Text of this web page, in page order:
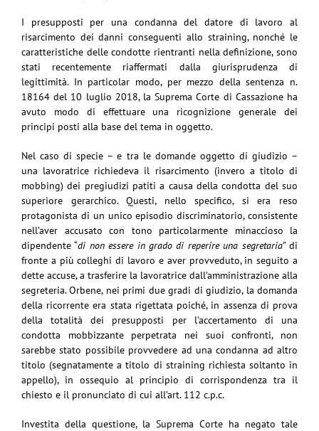
I presupposti per una condanna del datore di lavoro al
risarcimento dei danni conseguenti allo straining, nonché le
caratteristiche delle condotte rientranti nella definizione, sono
stati recentemente riaffermati dalla giurisprudenza di
legittimità. In particolar modo, per mezzo della sentenza n.
18164 del 10 luglio 2018, la Suprema Corte di Cassazione ha
avuto modo di effettuare una ricognizione generale dei
principi posti alla base del tema in oggetto.
Nel caso di specie – e tra le domande oggetto di giudizio –
una lavoratrice richiedeva il risarcimento (invero a titolo di
mobbing) dei pregiudizi patiti a causa della condotta del suo
superiore gerarchico. Questi, nello specifico, si era reso
protagonista di un unico episodio discriminatorio, consistente
nell’aver accusato con tono particolarmente minaccioso la
dipendente “di non essere in grado di reperire una segretaria” di
fronte a più colleghi di lavoro e aver provveduto, in seguito a
dette accuse, a trasferire la lavoratrice dall’amministrazione alla
segreteria. Orbene, nei primi due gradi di giudizio, la domanda
della ricorrente era stata rigettata poiché, in assenza di prova
della totalità dei presupposti per l’accertamento di una
condotta mobbizzante perpetrata nei suoi confronti, non
sarebbe stato possibile provvedere ad una condanna ad altro
titolo (segnatamente a titolo di straining richiesta soltanto in
appello), in ossequio al principio di corrispondenza tra il
chiesto e il pronunciato di cui all’art. 112 c.p.c.
Investita della questione, la Suprema Corte ha negato tale